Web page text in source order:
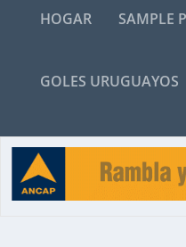
HOGAR SAMPLE
GOLES URUGUAYOS